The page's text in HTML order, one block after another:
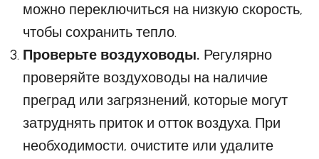
можно переключиться на низкую скорость,
чтобы сохранить тепло.
Проверьте воздуховоды. Регулярно
проверяйте воздуховоды на наличие
преград или загрязнений, которые могут
затруднять приток и отток воздуха. При
необходимости, очистите или удалите